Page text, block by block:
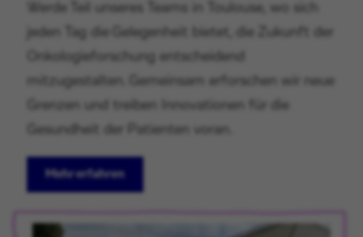
Werde Teil unseres Teams in Toulouse, wo sich
jeden Tag die Gelegenheit bietet, die Zukunft der
Onkologieforschung entscheidend
mitzugestalten. Gemeinsam erforschen wir neue
Grenzen und treiben Innovationen für die
Gesundheit der Patienten voran.
Mehr erfahren